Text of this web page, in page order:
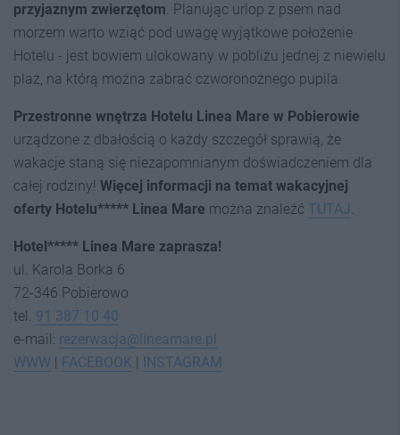
przyjaznym zwierzętom. Planując urlop z psem nad
morzem warto wziąć pod uwagę wyjątkowe położenie
Hotelu - jest bowiem ulokowany w pobliżu jednej z niewielu
plaż, na którą można zabrać czworonożnego pupila.
Przestronne wnętrza Hotelu Linea Mare w Pobierowie
urządzone z dbałością o każdy szczegół sprawią, że
wakacje staną się niezapomnianym doświadczeniem dla
całej rodziny! Więcej informacji na temat wakacyjnej
oferty Hotelu***** Linea Mare można znaleźć TUTAJ.
Hotel***** Linea Mare zaprasza!
ul. Karola Borka 6
72-346 Pobierowo
tel. 91 387 10 40
e-mail: rezerwacja@lineamare.pl
WWW
FACEBOOK INSTAGRAM